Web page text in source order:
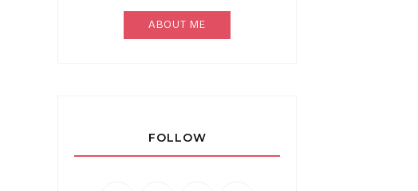
ABOUT ME
FOLLOW